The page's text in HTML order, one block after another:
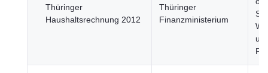
Thüringer
Haushaltsrechnung 2012
Thüringer
Finanzministerium